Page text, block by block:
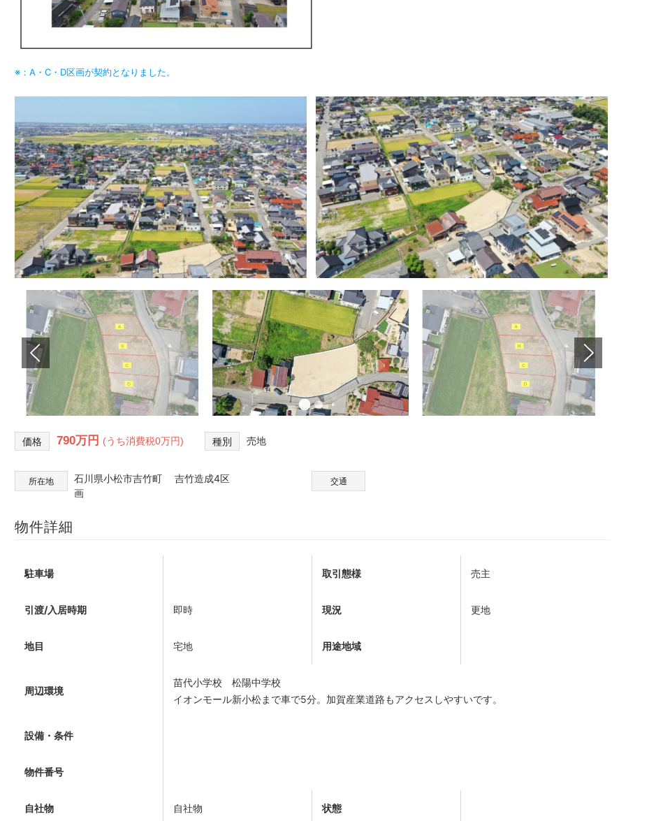
※：A・C・D区画が契約となりました。
価格 790万円 (うち消費税0万円) 種別 売地
所在地
石川県小松市吉竹町 吉竹造成4区
画
交通
物件詳細
駐車場 取引態様 売主
引渡/入居時期 即時 現況 更地
地目 宅地 用途地域
周辺環境
苗代小学校 松陽中学校
イオンモール新小松まで車で5分。加賀産業道路もアクセスしやすいです。
設備・条件
物件番号
自社物 自社物 状態